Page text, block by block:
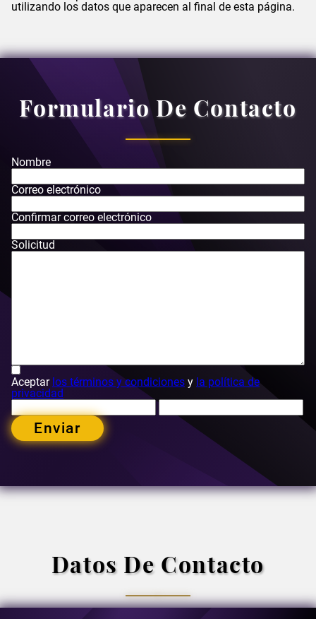
utilizando los datos que aparecen al final de esta página.
Formulario De Contacto
Nombre
Correo electrónico
Confirmar correo electrónico
Solicitud
Aceptar los términos y condiciones y la política de
privacidad
Enviar
Datos De Contacto